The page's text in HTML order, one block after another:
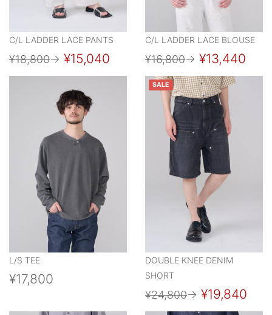
C/L LADDER LACE PANTS
¥18,800→ ¥15,040
C/L LADDER LACE BLOUSE
¥16,800→ ¥13,440
L/S TEE
¥17,800
SALE
DOUBLE KNEE DENIM
SHORT
¥24,800→ ¥19,840